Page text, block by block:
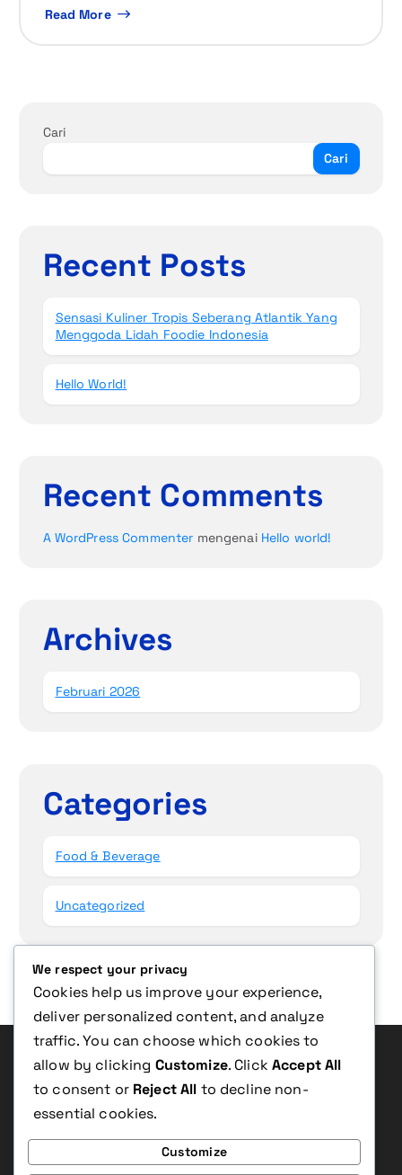
Read More
Cari
Cari
Recent Posts
Sensasi Kuliner Tropis Seberang Atlantik Yang
Menggoda Lidah Foodie Indonesia
Hello World!
Recent Comments
A WordPress Commenter mengenai Hello world!
Archives
Februari 2026
Categories
Food & Beverage
Uncategorized
LET’S GET IN TOU
We respect your privacy
Cookies help us improve your experience,
deliver personalized content, and analyze
traffic. You can choose which cookies to
allow by clicking Customize. Click Accept All
to consent or Reject All to decline non-
essential cookies.
Customize